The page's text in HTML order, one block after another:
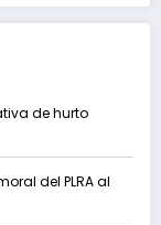
de hurto
del PLRA al